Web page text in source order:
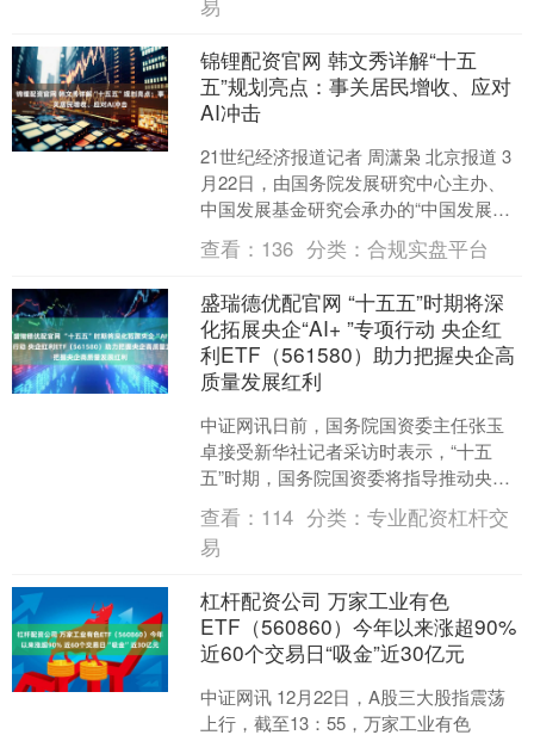
易
锦锂配资官网 韩文秀详解“十五
五”规划亮点：事关居民增收、应对
AI冲击
21世纪经济报道记者 周潇枭 北京报道 3
月22日，由国务院发展研究中心主办、
中国发展基金研究会承办的“中国发展高
层论坛2026年年会”在北京举行。 中央财
经委....
查看： 136 分类：合规实盘平台
盛瑞德优配官网 “十五五”时期将深
化拓展央企“AI+ ”专项行动 央企红
利ETF（561580）助力把握央企高
质量发展红利
中证网讯日前，国务院国资委主任张玉
卓接受新华社记者采访时表示，“十五
五”时期，国务院国资委将指导推动央企
进一步聚焦主责主业、发展实体经济，
推动产业体系不断向高附....
查看： 114 分类：专业配资杠杆交
易
杠杆配资公司 万家工业有色
ETF（560860）今年以来涨超90%
近60个交易日“吸金”近30亿元
中证网讯 12月22日，A股三大股指震荡
上行，截至13：55，万家工业有色